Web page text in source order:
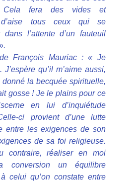
Cela fera des vides et
d’aise tous ceux qui se
dans l’attente d’un fauteuil
François Mauriac : « Je
J’espère qu’il m’aime aussi,
la becquée spirituelle,
gosse ! Je le plains pour ce
en lui d’inquiétude
ci provient d’une lutte
entre les exigences de son
de sa foi religieuse.
contraire, réaliser en moi
conversion un équilibre
celui qu’on constate entre